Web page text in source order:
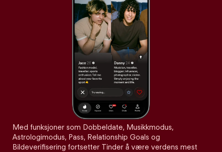
Med funksjoner som Dobbeldate, Musikkmodus,
Astrologimodus, Pass, Relationship Goals og
Bildeverifisering fortsetter Tinder å være verdens mest